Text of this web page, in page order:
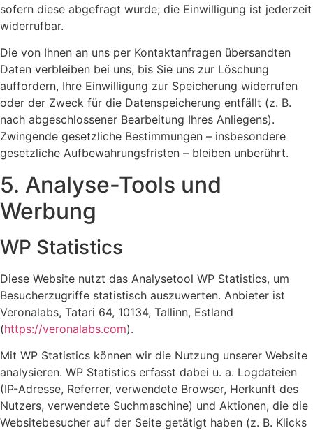
sofern diese abgefragt wurde; die Einwilligung ist jederzeit
widerrufbar.
Die von Ihnen an uns per Kontaktanfragen übersandten
Daten verbleiben bei uns, bis Sie uns zur Löschung
auffordern, Ihre Einwilligung zur Speicherung widerrufen
oder der Zweck für die Datenspeicherung entfällt (z. B.
nach abgeschlossener Bearbeitung Ihres Anliegens).
Zwingende gesetzliche Bestimmungen – insbesondere
gesetzliche Aufbewahrungsfristen – bleiben unberührt.
5. Analyse-Tools und
Werbung
WP Statistics
Diese Website nutzt das Analysetool WP Statistics, um
Besucherzugriffe statistisch auszuwerten. Anbieter ist
Veronalabs, Tatari 64, 10134, Tallinn, Estland
(https://veronalabs.com).
Mit WP Statistics können wir die Nutzung unserer Website
analysieren. WP Statistics erfasst dabei u. a. Logdateien
(IP-Adresse, Referrer, verwendete Browser, Herkunft des
Nutzers, verwendete Suchmaschine) und Aktionen, die die
Websitebesucher auf der Seite getätigt haben (z. B. Klicks